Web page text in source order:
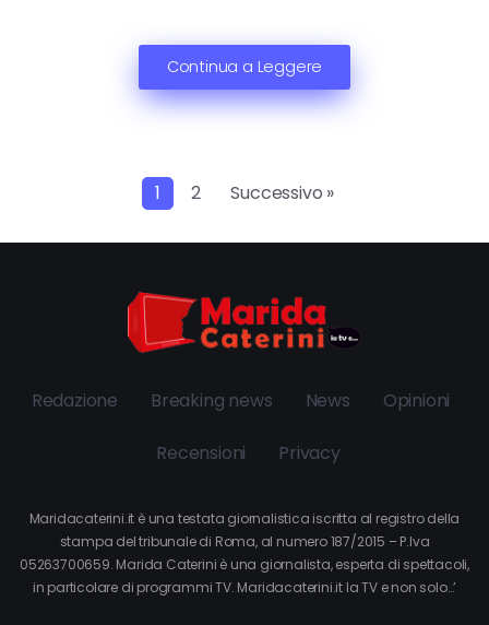
Continua a Leggere
1 2 Successivo »
Redazione Breaking news News Opinioni
Recensioni Privacy
Maridacaterini.it è una testata giornalistica iscritta al registro della
stampa del tribunale di Roma, al numero 187/2015 – P.Iva
05263700659. Marida Caterini è una giornalista, esperta di spettacoli,
in particolare di programmi TV. Maridacaterini.it la TV e non solo…’